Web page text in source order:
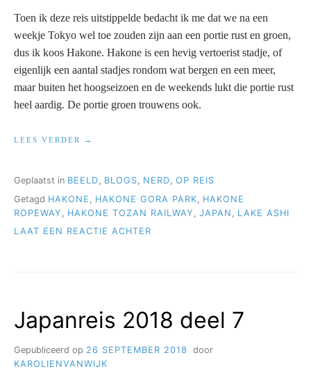
Toen ik deze reis uitstippelde bedacht ik me dat we na een
weekje Tokyo wel toe zouden zijn aan een portie rust en groen,
dus ik koos Hakone. Hakone is een hevig vertoerist stadje, of
eigenlijk een aantal stadjes rondom wat bergen en een meer,
maar buiten het hoogseizoen en de weekends lukt die portie rust
heel aardig. De portie groen trouwens ook.
LEES VERDER
“JAPANREIS
Geplaatst in BEELD, BLOGS, NERD, OP REIS
Getagd HAKONE HAKONE GORA PARK
HAKONE
ROPEWAY
HAKONE TOZAN RAILWAY JAPAN
LAKE ASHI
LAAT EEN REACTIE ACHTER
Japanreis 2018 deel 7
Gepubliceerd op 26 SEPTEMBER 2018
door
KAROLIENVANWIJK